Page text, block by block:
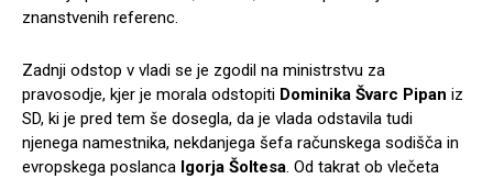
znanstvenih referenc.
Zadnji odstop v vladi se je zgodil na ministrstvu za
pravosodje, kjer je morala odstopiti Dominika Švarc Pipan iz
SD, ki je pred tem še dosegla, da je vlada odstavila tudi
njenega namestnika, nekdanjega šefa računskega sodišča in
evropskega poslanca Igorja Šoltesa. Od takrat ob vlečeta